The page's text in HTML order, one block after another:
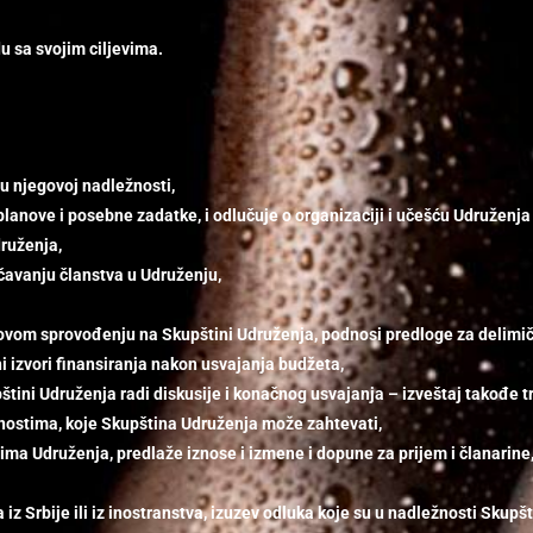
sa svojim cilјevima.
njegovoj nadležnosti,
i posebne zadatke, i odlučuje o organizaciji i učešću
članstva u Udruženju,
sprovođenju na Skupštini Udruženja, podnosi predloge za
izvori finansiranja nakon usvajanja budžeta,
Udruženja radi diskusije i konačnog usvajanja – izveštaj takođe
koje Skupština Udruženja može zahtevati,
Udruženja, predlaže iznose i izmene i dopune za prijem i
Srbije ili iz inostranstva, izuzev odluka koje su u nadležnosti